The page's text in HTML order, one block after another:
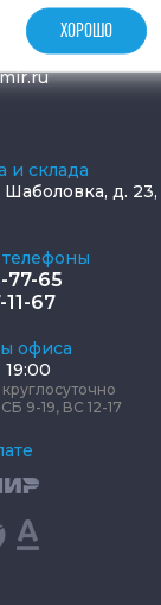
и склада
Шаболовка, д. 23,
77-65
67
офиса
9-19, ВС 12-17
ХОРОШО